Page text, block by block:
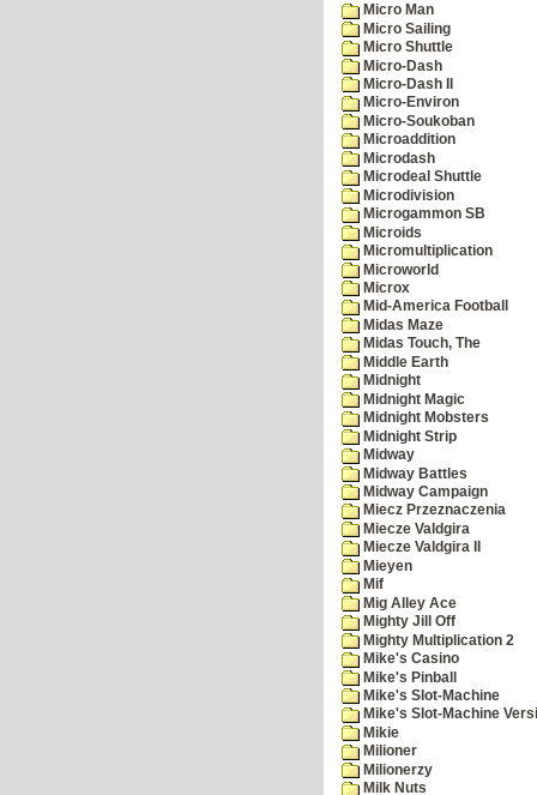
Micro Man
Micro Sailing
Micro Shuttle
Micro-Dash
Micro-Dash II
Micro-Environ
Micro-Soukoban
Microaddition
Microdash
Microdeal Shuttle
Microdivision
Microgammon SB
Microids
Micromultiplication
Microworld
Microx
Mid-America Football
Midas Maze
Midas Touch, The
Middle Earth
Midnight
Midnight Magic
Midnight Mobsters
Midnight Strip
Midway
Midway Battles
Midway Campaign
Miecz Przeznaczenia
Miecze Valdgira
Miecze Valdgira II
Mieyen
Mif
Mig Alley Ace
Mighty Jill Off
Mighty Multiplication 2
Mike's Casino
Mike's Pinball
Mike's Slot-Machine
Mike's Slot-Machine
Mikie
Milioner
Milionerzy
Milk Nuts